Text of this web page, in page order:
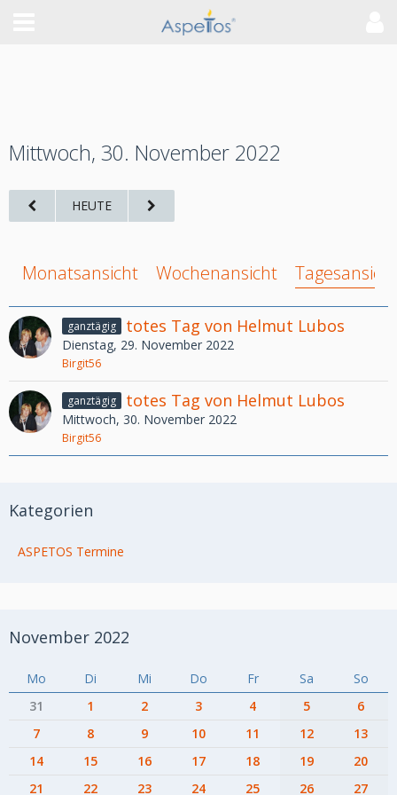
Mittwoch, 30. November 2022
HEUTE
Monatsansicht Wochenansicht Tagesansicht
ganztägig totes Tag von Helmut Lubos
Dienstag, 29. November 2022
Birgit56
ganztägig totes Tag von Helmut Lubos
Mittwoch, 30. November 2022
Birgit56
Kategorien
ASPETOS Termine
November 2022
Mo Di Mi Do Fr Sa
So
31
1 2 3 4 5
6
7
8 9 10 11 12
13
14
15 16 17 18 19
20
21
22 23 24 25 26 27